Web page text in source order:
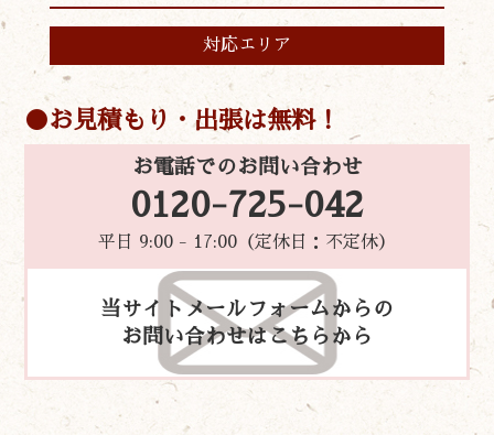
対応エリア
お見積もり・出張は無料！
お電話でのお問い合わせ
0120-725-042
平日 9:00 - 17:00（定休日：不定休）
当サイトメールフォームからの
お問い合わせはこちらから